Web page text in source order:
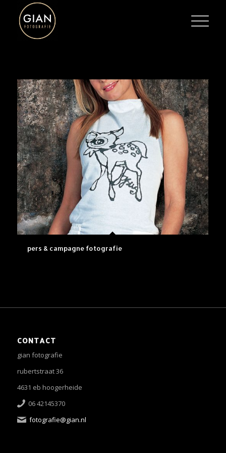
pers & campagne fotografie
CONTACT
gian fotografie
rubertstraat 36
4631 eb hoogerheide
06 42145370
fotografie@gian.nl